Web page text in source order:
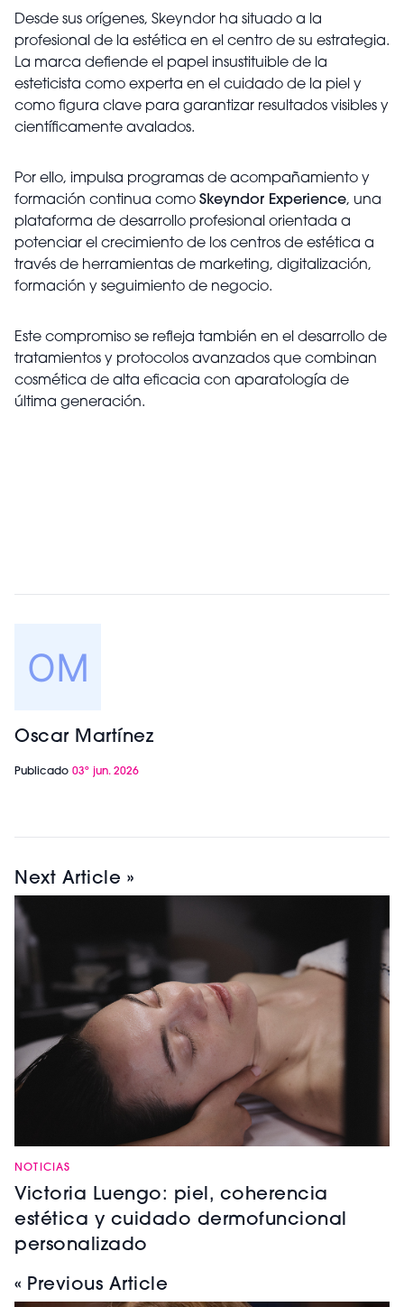
Desde sus orígenes, Skeyndor ha situado a la
profesional de la estética en el centro de su estrategia.
La marca defiende el papel insustituible de la
esteticista como experta en el cuidado de la piel y
como figura clave para garantizar resultados visibles y
científicamente avalados.
Por ello, impulsa programas de acompañamiento y
formación continua como Skeyndor Experience, una
plataforma de desarrollo profesional orientada a
potenciar el crecimiento de los centros de estética a
través de herramientas de marketing, digitalización,
formación y seguimiento de negocio.
Este compromiso se refleja también en el desarrollo de
tratamientos y protocolos avanzados que combinan
cosmética de alta eficacia con aparatología de
última generación.
Oscar Martínez
Publicado 03º jun. 2026
Next Article »
NOTICIAS
Victoria Luengo: piel, coherencia
estética y cuidado dermofuncional
personalizado
« Previous Article